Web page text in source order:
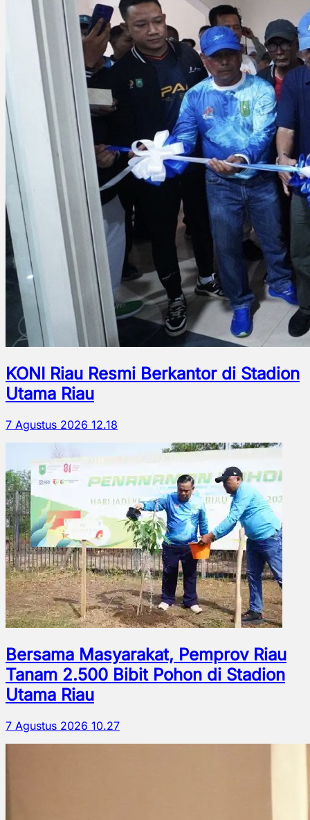
KONI Riau Resmi Berkantor di Stadion
Utama Riau
7 Agustus 2026 12.18
Bersama Masyarakat, Pemprov Riau
Tanam 2.500 Bibit Pohon di Stadion
Utama Riau
7 Agustus 2026 10.27